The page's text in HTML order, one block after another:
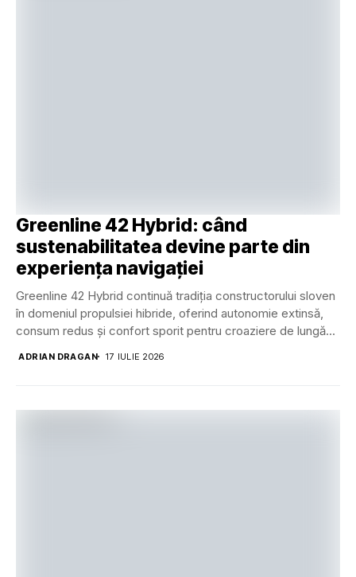
Greenline 42 Hybrid: când
sustenabilitatea devine parte din
experiența navigației
Greenline 42 Hybrid continuă tradiția constructorului sloven
în domeniul propulsiei hibride, oferind autonomie extinsă,
consum redus și confort sporit pentru croaziere de lungă...
ADRIAN DRAGAN 17 IULIE 2026